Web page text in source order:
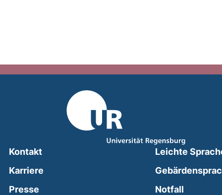
Kontakt
Karriere
Presse
Leichte
Notfall